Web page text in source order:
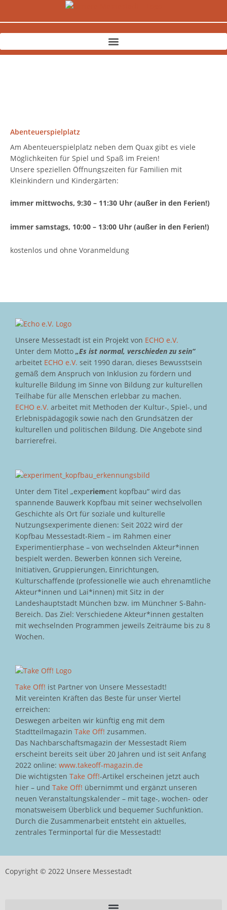
Abenteuerspielplatz
Am Abenteuerspielplatz neben dem Quax gibt es viele
Möglichkeiten für Spiel und Spaß im Freien!
Unsere speziellen Öffnungszeiten für Familien mit
Kleinkindern und Kindergärten:
immer mittwochs, 9:30 – 11:30 Uhr (außer in den Ferien!)
immer samstags, 10:00 – 13:00 Uhr (außer in den Ferien!)
kostenlos und ohne Voranmeldung
Unsere Messestadt ist ein Projekt von ECHO e.V.
Unter dem Motto „Es ist normal, verschieden zu sein“
arbeitet ECHO e.V. seit 1990 daran, dieses Bewusstsein
gemäß dem Anspruch von Inklusion zu fördern und
kulturelle Bildung im Sinne von Bildung zur kulturellen
Teilhabe für alle Menschen erlebbar zu machen.
ECHO e.V. arbeitet mit Methoden der Kultur-, Spiel-, und
Erlebnispädagogik sowie nach den Grundsätzen der
kulturellen und politischen Bildung. Die Angebote sind
barrierefrei.
Unter dem Titel „experiement kopfbau“ wird das
spannende Bauwerk Kopfbau mit seiner wechselvollen
Geschichte als Ort für soziale und kulturelle
Nutzungsexperimente dienen: Seit 2022 wird der
Kopfbau Messestadt-Riem – im Rahmen einer
Experimentierphase – von wechselnden Akteur*innen
bespielt werden. Bewerben können sich Vereine,
Initiativen, Gruppierungen, Einrichtungen,
Kulturschaffende (professionelle wie auch ehrenamtliche
Akteur*innen und Lai*innen) mit Sitz in der
Landeshauptstadt München bzw. im Münchner S-Bahn-
Bereich. Das Ziel: Verschiedene Akteur*innen gestalten
mit wechselnden Programmen jeweils Zeiträume bis zu 8
Wochen.
Take Off! ist Partner von Unsere Messestadt!
Mit vereinten Kräften das Beste für unser Viertel
erreichen:
Deswegen arbeiten wir künftig eng mit dem
Stadtteilmagazin Take Off! zusammen.
Das Nachbarschaftsmagazin der Messestadt Riem
erscheint bereits seit über 20 Jahren und ist seit Anfang
2022 online: www.takeoff-magazin.de
Die wichtigsten Take Off!-Artikel erscheinen jetzt auch
hier – und Take Off! übernimmt und ergänzt unseren
neuen Veranstaltungskalender – mit tage-, wochen- oder
monatsweisem Überblick und bequemer Suchfunktion.
Durch die Zusammenarbeit entsteht ein aktuelles,
zentrales Terminportal für die Messestadt!
Copyright © 2022 Unsere Messestadt